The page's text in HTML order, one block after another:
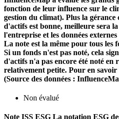
fonction de leur influence sur le
gestion du climat). Plus la
d'actifs est bonne, meilleure sera
l'entreprise et les données
La note est la même pour tous les
Si un fonds n'est pas noté, cela
d'actifs n'a pas encore été noté en
relativement petite. Pour en savoir
(Source des données :
Non évalué
Note ISS ESG La notation ESG